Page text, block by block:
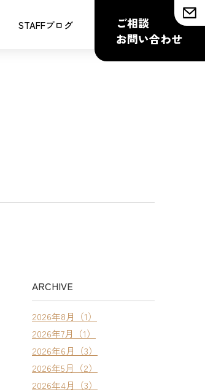
STAFFブログ
ご相談
お問い合わせ
ARCHIVE
2026年8月（1）
2026年7月（1）
2026年6月（3）
2026年5月（2）
2026年4月（3）